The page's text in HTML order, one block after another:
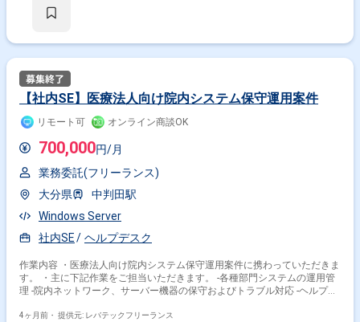
【社内SE】医療法人向け院内システム保守運用案件
リモート可 オンライン商談OK
700,000円/月
業務委託(フリーランス)
大分県
中判田駅
Windows Server
社内SE
ヘルプデスク
作業内容 ・医療法人向け院内システム保守運用案件に携わっていただきま
す。 ・主に下記作業をご担当いただきます。 -各種部門システムの運用管
理 -院内ネットワーク、サーバー機器の保守およびトラブル対応 -ヘルプデ
4ヶ月前・ 提供元: レバテックフリーランス